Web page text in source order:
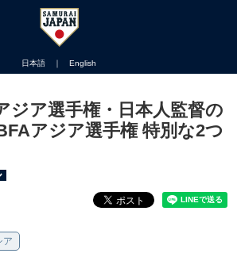
日本語 ｜ English
ジア選手権・日本人監督の
アジア選手権 特別な2つ
ア